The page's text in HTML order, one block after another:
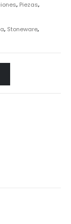
, Piezas,
, Stoneware,